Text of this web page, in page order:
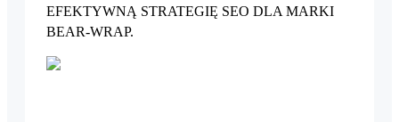
EFEKTYWNĄ STRATEGIĘ SEO DLA MARKI
BEAR-WRAP.